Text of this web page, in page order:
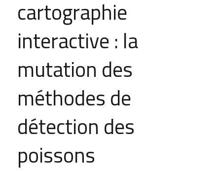
cartographie
interactive : la
mutation des
méthodes de
détection des
poissons